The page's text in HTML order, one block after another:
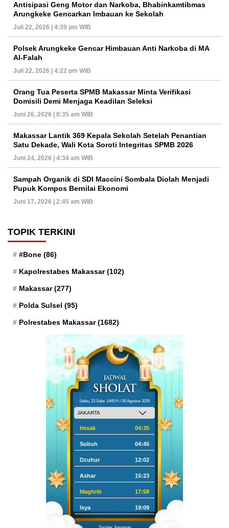
Antisipasi Geng Motor dan Narkoba, Bhabinkamtibmas
Arungkeke Gencarkan Imbauan ke Sekolah
Juli 22, 2026 | 4:39 pm WIB
Polsek Arungkeke Gencar Himbauan Anti Narkoba di MA
Al-Falah
Juli 22, 2026 | 4:22 pm WIB
Orang Tua Peserta SPMB Makassar Minta Verifikasi
Domisili Demi Menjaga Keadilan Seleksi
Juni 26, 2026 | 8:35 am WIB
Makassar Lantik 369 Kepala Sekolah Setelah Penantian
Satu Dekade, Wali Kota Soroti Integritas SPMB 2026
Juni 24, 2026 | 4:34 am WIB
Sampah Organik di SDI Maccini Sombala Diolah Menjadi
Pupuk Kompos Bernilai Ekonomi
Juni 17, 2026 | 2:45 am WIB
TOPIK TERKINI
#Bone (86)
Kapolrestabes Makassar(102)
Makassar(277)
Polda Sulsel (95)
Polrestabes Makassar(1682)
Sabtu, 23 Safar 1448 H / 08 Agustus 2026
Imsak 04:35
Subuh 04:45
Dzuhur 12:02
Ashar 15:23
Maghrib 17:58
Isya 19:09